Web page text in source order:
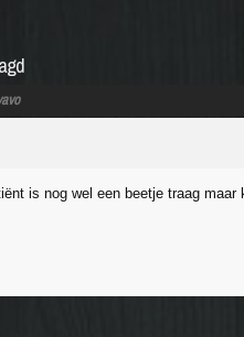
is nog wel een beetje traag maar